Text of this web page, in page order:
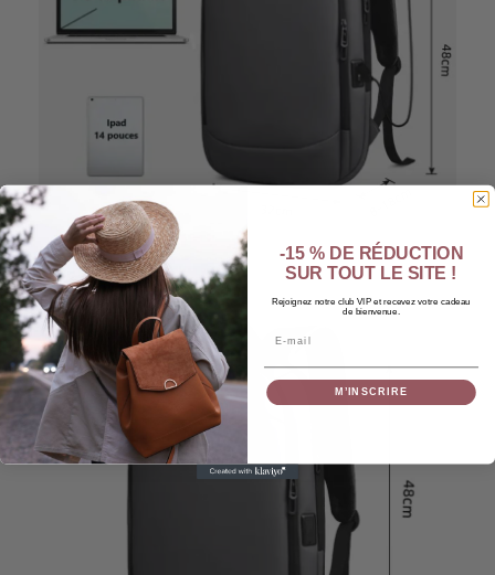
-15 % DE RÉDUCTION
SUR TOUT LE SITE !
Rejoignez notre club VIP et recevez votre cadeau
de bienvenue.
M’INSCRIRE